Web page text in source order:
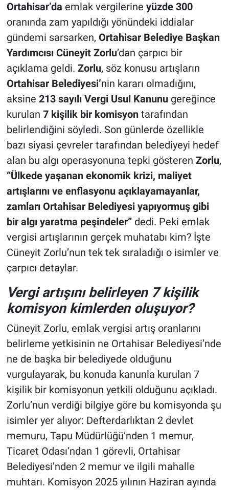
Ortahisar’da emlak vergilerine yüzde 300
oranında zam yapıldığı yönündeki iddialar
gündemi sarsarken, Ortahisar Belediye Başkan
Yardımcısı Cüneyit Zorlu’dan çarpıcı bir
açıklama geldi. Zorlu, söz konusu artışların
Ortahisar Belediyesi’nin kararı olmadığını,
aksine 213 sayılı Vergi Usul Kanunu gereğince
kurulan 7 kişilik bir komisyontarafından
belirlendiğini söyledi. Son günlerde özellikle
bazı siyasi çevreler tarafından belediyeyi hedef
alan bu algı operasyonuna tepki gösteren Zorlu,
“Ülkede yaşanan ekonomik krizi, maliyet
artışlarını ve enflasyonu açıklayamayanlar,
zamları Ortahisar Belediyesi yapıyormuş gibi
bir algı yaratma peşindeler”dedi. Peki emlak
vergisi artışlarının gerçek muhatabı kim? İşte
Cüneyit Zorlu’nun tek tek sıraladığı o isimler ve
çarpıcı detaylar.
Vergi artışını belirleyen 7 kişilik
komisyon kimlerden oluşuyor?
Cüneyit Zorlu, emlak vergisi artış oranlarını
belirleme yetkisinin ne Ortahisar Belediyesi’nde
ne de başka bir belediyede olduğunu
vurgulayarak, bu konuda kanunla kurulan 7
kişilik bir komisyonun yetkili olduğunu açıkladı.
Zorlu’nun verdiği bilgiye göre bu komisyonda şu
isimler yer alıyor: Defterdarlıktan 2 devlet
memuru, Tapu Müdürlüğü’nden 1 memur,
Ticaret Odası’ndan 1 görevli, Ortahisar
Belediyesi’nden 2 memur ve ilgili mahalle
muhtarı. Komisyon 2025 yılının Haziran ayında